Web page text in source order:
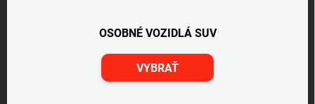
OSOBNÉ VOZIDLÁ SUV
VYBRAŤ